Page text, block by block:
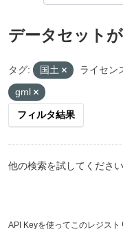
データセット
タグ: 国土 ライセン
gml
フィルタ結果
他の検索を試してください
API Keyを使ってこのレジス